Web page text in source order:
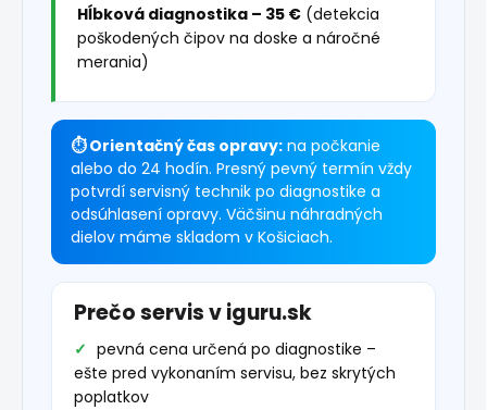
Hĺbková diagnostika – 35 € (detekcia
poškodených čipov na doske a náročné
merania)
⏱ Orientačný čas opravy: na počkanie
alebo do 24 hodín. Presný pevný termín vždy
potvrdí servisný technik po diagnostike a
odsúhlasení opravy. Väčšinu náhradných
dielov máme skladom v Košiciach.
Prečo servis v iguru.sk
pevná cena určená po diagnostike –
ešte pred vykonaním servisu, bez skrytých
poplatkov